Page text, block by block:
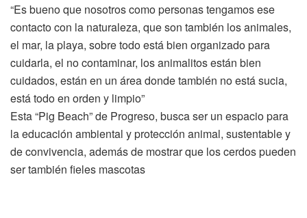
“Es bueno que nosotros como personas tengamos ese
contacto con la naturaleza, que son también los animales,
el mar, la playa, sobre todo está bien organizado para
cuidarla, el no contaminar, los animalitos están bien
cuidados, están en un área donde también no está sucia,
está todo en orden y limpio”
Esta “Pig Beach” de Progreso, busca ser un espacio para
la educación ambiental y protección animal, sustentable y
de convivencia, además de mostrar que los cerdos pueden
ser también fieles mascotas